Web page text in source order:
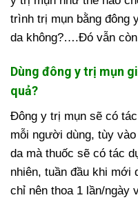
trình trị mụn bằng đông
da không?….Đó vẫn
Dùng đông y trị mụn
quả?
Đông y trị mụn sẽ có
mỗi người dùng, tùy
da mà thuốc sẽ có tác
nhiên, tuần đầu khi mới
chỉ nên thoa 1 lần/ngày